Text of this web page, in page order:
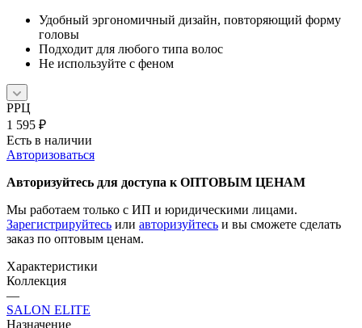
Удобный эргономичный дизайн, повторяющий форму
головы
Подходит для любого типа волос
Не используйте с феном
РРЦ
1 595 ₽
Есть в наличии
Авторизоваться
Авторизуйтесь для доступа к ОПТОВЫМ ЦЕНАМ
Мы работаем только с ИП и юридическими лицами.
Зарегистрируйтесь или авторизуйтесь и вы сможете сделать
заказ по оптовым ценам.
Характеристики
Коллекция
—
SALON ELITE
Назначение